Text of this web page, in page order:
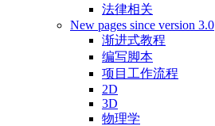
法律相关
New pages since version 3.0
渐进式教程
编写脚本
项目工作流程
2D
3D
物理学